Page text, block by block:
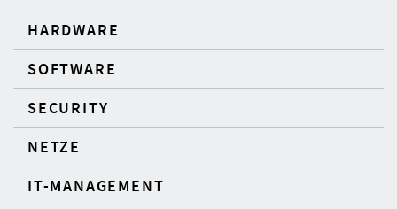
HARDWARE
SOFTWARE
SECURITY
NETZE
IT-MANAGEMENT